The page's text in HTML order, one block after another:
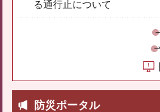
る通行止について
防災ポータル